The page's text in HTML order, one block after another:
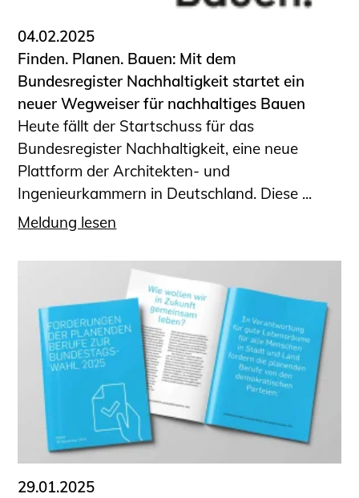
04.02.2025
Finden. Planen. Bauen: Mit dem
Bundesregister Nachhaltigkeit startet ein
neuer Wegweiser für nachhaltiges Bauen
Heute fällt der Startschuss für das
Bundesregister Nachhaltigkeit, eine neue
Plattform der Architekten- und
Ingenieurkammern in Deutschland. Diese ...
Meldung lesen
29.01.2025